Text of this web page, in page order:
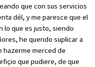
que con sus servicios
dél, y me paresce que el
lo que es justo, siendo
he querido suplicar a
hazerme merced de
que pudiere, de que